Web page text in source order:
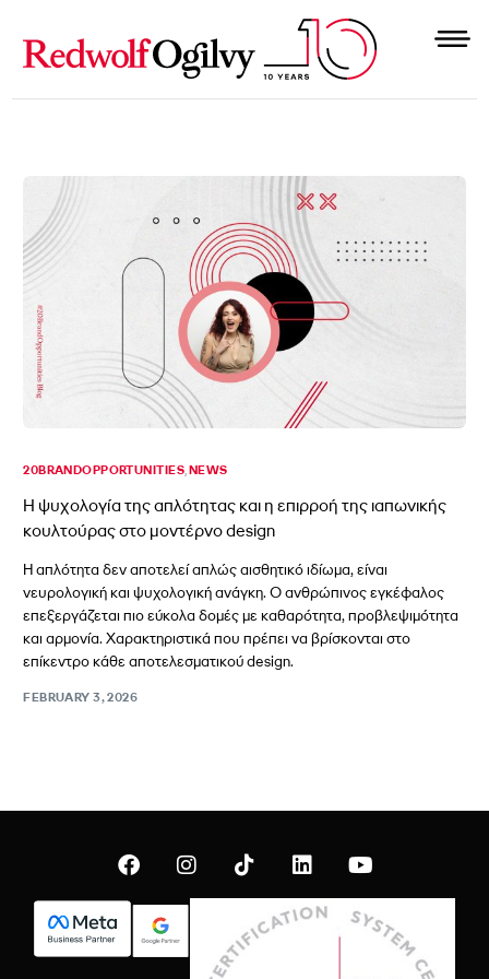
20BRANDOPPORTUNITIES,NEWS
Η ψυχολογία της απλότητας και η επιρροή της ιαπωνικής
κουλτούρας στο μοντέρνο design
Η απλότητα δεν αποτελεί απλώς αισθητικό ιδίωμα, είναι
νευρολογική και ψυχολογική ανάγκη. Ο ανθρώπινος εγκέφαλος
επεξεργάζεται πιο εύκολα δομές με καθαρότητα, προβλεψιμότητα
και αρμονία. Χαρακτηριστικά που πρέπει να βρίσκονται στο
επίκεντρο κάθε αποτελεσματικού design.
FEBRUARY 3, 2026